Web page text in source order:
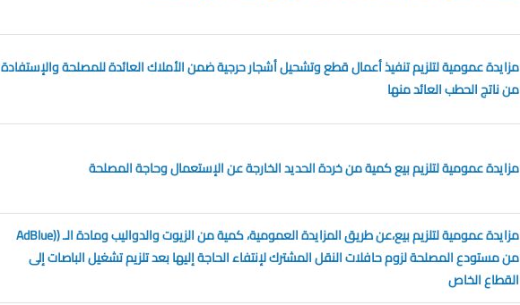
مزايدة عمومية لتلزيم تنفيذ أعمال قطع وتشحيل أشجار حرجية ضمن الأملاك العائدة للمصلحة والإستفادة
من ناتج الحطب العائد منها
مزايدة عمومية لتلزيم بيع كمية من خردة الحديد الخارجة عن الإستعمال وحاجة المصلحة
مزايدة عمومية لتلزيم بيع،عن طريق المزايدة العمومية، كمية من الزيوت والدواليب ومادة الـ ((AdBlue
من مستودع المصلحة لزوم حافلات النقل المشترك لإنتفاء الحاجة إليها بعد تلزيم تشغيل الباصات إلى
القطاع الخاص